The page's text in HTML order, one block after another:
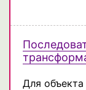
Для